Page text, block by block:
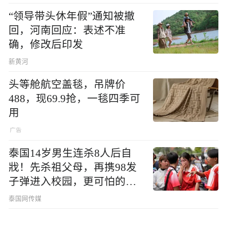
“领导带头休年假”通知被撤
回，河南回应：表述不准
确，修改后印发
新黄河
头等舱航空盖毯，吊牌价
488，现69.9抢，一毯四季可
用
泰国14岁男生连杀8人后自
戕！先杀祖父母，再携98发
子弹进入校园，更可怕的细
节公布了
泰国网传媒